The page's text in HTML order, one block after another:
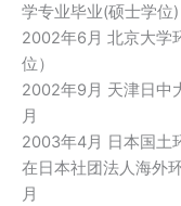
学专业毕业(硕士学位)
2002年6月 北京大学
位）
2002年9月 天津日中
月
2003年4月 日本国
在日本社团法人海外
月